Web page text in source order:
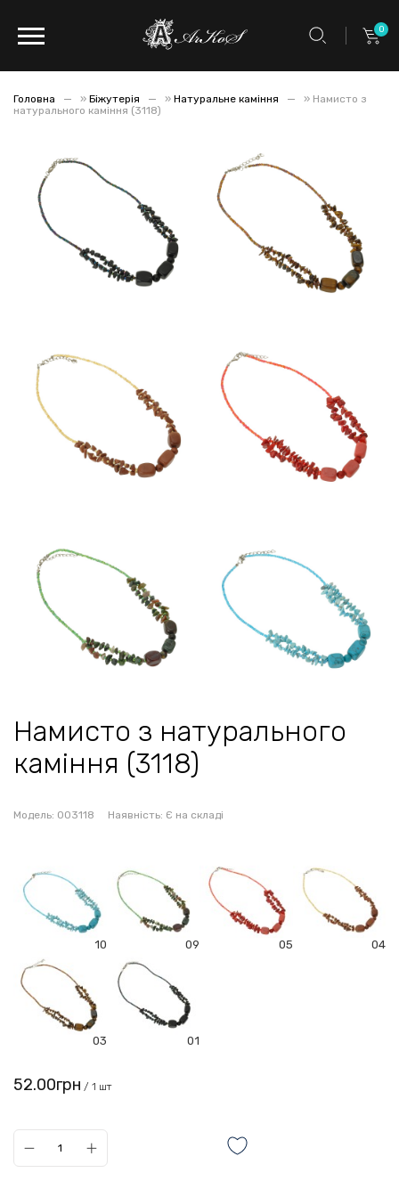
0
Головна » Біжутерія » Натуральне каміння » Намисто з
натурального каміння (3118)
Намисто з натурального
каміння (3118)
Модель: 003118 Наявність: Є на складі
10 09 05 04
03 01
52.00грн / 1 шт